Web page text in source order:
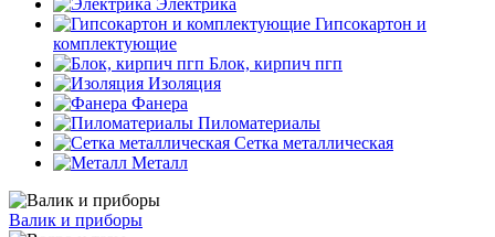
Электрика
Гипсокартон и
комплектующие
Блок, кирпич пгп
Изоляция
Фанера
Пиломатериалы
Сетка металлическая
Металл
Валик и приборы